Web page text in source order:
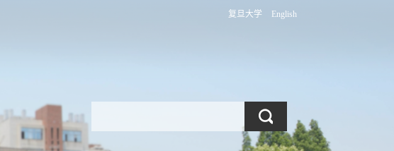
复旦大学 English